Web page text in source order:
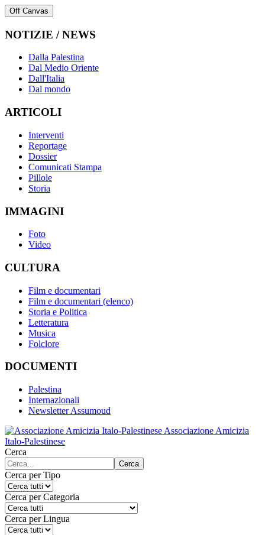
Off Canvas
NOTIZIE / NEWS
Dalla Palestina
Dal Medio Oriente
Dall'Italia
Dal mondo
ARTICOLI
Interventi
Reportage
Dossier
Comunicati Stampa
Pillole
Storia
IMMAGINI
Foto
Video
CULTURA
Film e documentari
Film e documentari (elenco)
Storia e Politica
Letteratura
Musica
Folclore
DOCUMENTI
Palestina
Internazionali
Newsletter Assumoud
Associazione Amicizia
Italo-Palestinese
Cerca
Cerca
Cerca per Tipo
Cerca per Categoria
Cerca per Lingua